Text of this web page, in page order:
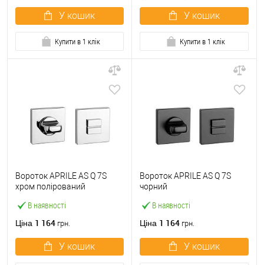
У кошик
Купити в 1 клік
У кошик
Купити в 1 клік
В наявності
Вороток APRILE AS Q 7S
хром полірований
Ціна 1 164 грн.
У кошик
В наявності
Вороток APRILE AS Q 7S
чорний
Ціна 1 164 грн.
У кошик